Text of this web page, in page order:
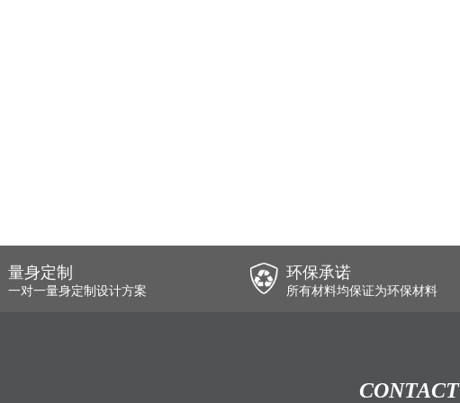
量身定制
一对一量身定制设计方案
环保承诺
所有材料均保证为环保材料
CONTACT